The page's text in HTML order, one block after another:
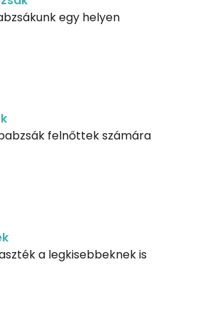
egy helyen
felnőttek számára
a legkisebbeknek is